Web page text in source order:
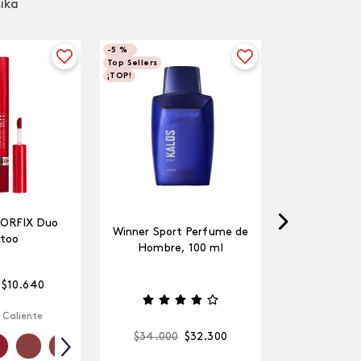
Duo
$10 .640
Caliente
-5 %
Top Sellers
¡TOP!
Winner Sport Perfume de
Hombre, 100 ml
$34.000 $32 .300